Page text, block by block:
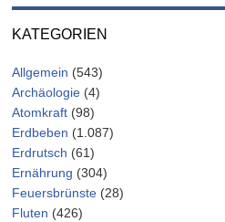
KATEGORIEN
Allgemein (543)
Archäologie (4)
Atomkraft (98)
Erdbeben (1.087)
Erdrutsch (61)
Ernährung (304)
Feuersbrünste (28)
Fluten (426)